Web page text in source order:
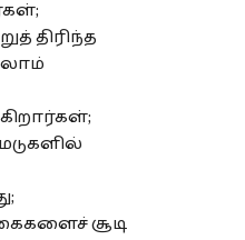
திரிந்த
சூடி